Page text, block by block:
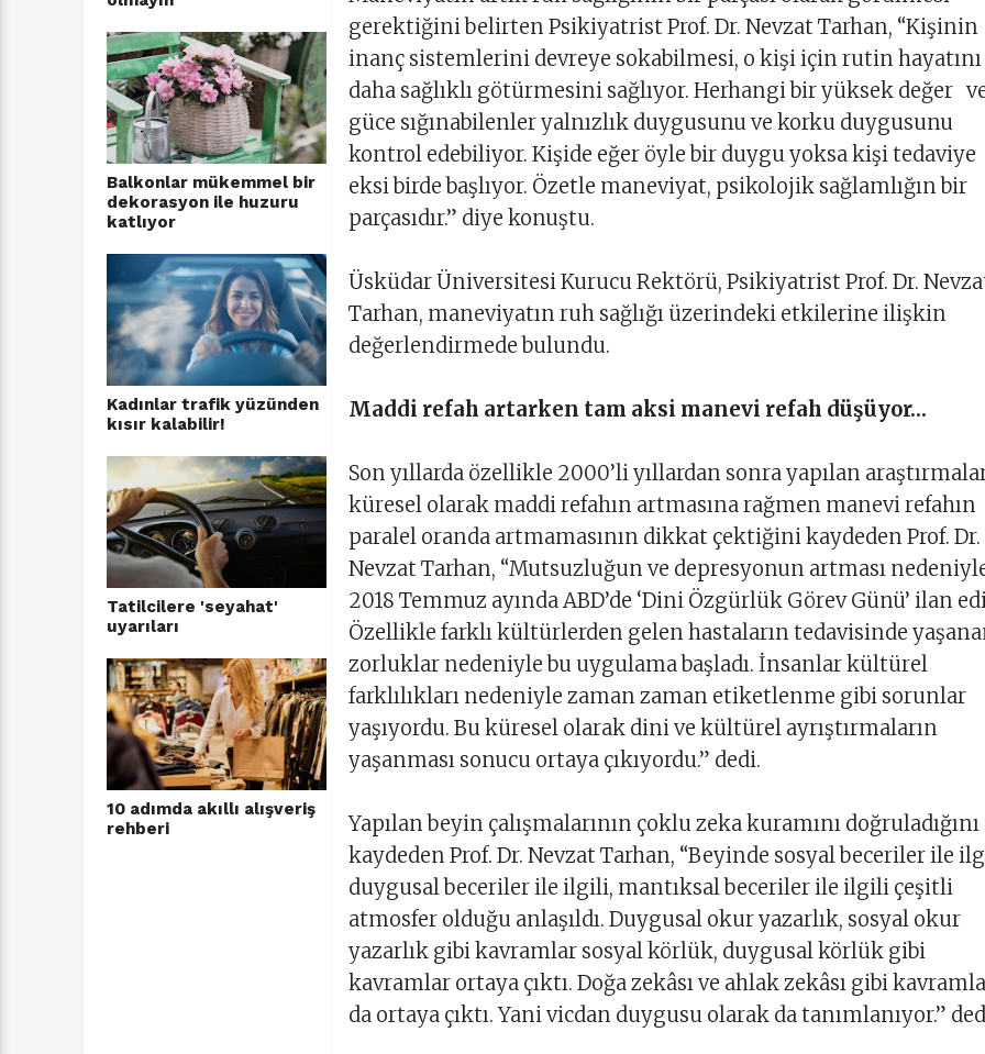
Balkonlar mükemmel bir
dekorasyon ile huzuru
katlıyor
Kadınlar trafik yüzünden
kısır kalabilir!
Tatilcilere 'seyahat'
uyarıları
10 adımda akıllı alışveriş
rehberi
gerektiğini belirten Psikiyatrist Prof. Dr. Nevzat Tarhan, “Kişinin
inanç sistemlerini devreye sokabilmesi, o kişi için rutin hayatını
daha sağlıklı götürmesini sağlıyor. Herhangi bir yüksek değer
güce sığınabilenler yalnızlık duygusunu ve korku duygusunu
kontrol edebiliyor. Kişide eğer öyle bir duygu yoksa kişi tedaviye
eksi birde başlıyor. Özetle maneviyat, psikolojik sağlamlığın bir
parçasıdır.” diye konuştu.
Üsküdar Üniversitesi Kurucu Rektörü, Psikiyatrist Prof. Dr.
Tarhan, maneviyatın ruh sağlığı üzerindeki etkilerine ilişkin
değerlendirmede bulundu.
Maddi refah artarken tam aksi manevi refah düşüyor…
Son yıllarda özellikle 2000’li yıllardan sonra yapılan
küresel olarak maddi refahın artmasına rağmen manevi refahın
paralel oranda artmamasının dikkat çektiğini kaydeden Prof. Dr.
Nevzat Tarhan, “Mutsuzluğun ve depresyonun artması
2018 Temmuz ayında ABD’de ‘Dini Özgürlük Görev Günü’ ilan
Özellikle farklı kültürlerden gelen hastaların tedavisinde
zorluklar nedeniyle bu uygulama başladı. İnsanlar kültürel
farklılıkları nedeniyle zaman zaman etiketlenme gibi sorunlar
yaşıyordu. Bu küresel olarak dini ve kültürel ayrıştırmaların
yaşanması sonucu ortaya çıkıyordu.” dedi.
Yapılan beyin çalışmalarının çoklu zeka kuramını doğruladığını
kaydeden Prof. Dr. Nevzat Tarhan, “Beyinde sosyal beceriler ile
duygusal beceriler ile ilgili, mantıksal beceriler ile ilgili çeşitli
atmosfer olduğu anlaşıldı. Duygusal okur yazarlık, sosyal okur
yazarlık gibi kavramlar sosyal körlük, duygusal körlük gibi
kavramlar ortaya çıktı. Doğa zekâsı ve ahlak zekâsı gibi
da ortaya çıktı. Yani vicdan duygusu olarak da tanımlanıyor.”